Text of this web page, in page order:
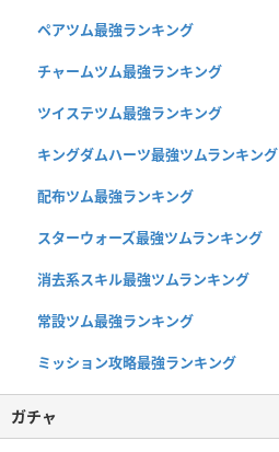
ペアツム最強ランキング
チャームツム最強ランキング
ツイステツム最強ランキング
キングダムハーツ最強ツムランキング
配布ツム最強ランキング
スターウォーズ最強ツムランキング
消去系スキル最強ツムランキング
常設ツム最強ランキング
ミッション攻略最強ランキング
ガチャ